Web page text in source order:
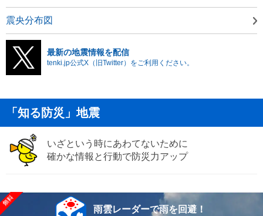
震央分布図
最新の地震情報を配信
tenki.jp公式X（旧Twitter）をご利用ください。
「知る防災」地震
いざという時にあわてないために
確かな情報と行動で防災力アップ
雨雲レーダーで雨を回避！